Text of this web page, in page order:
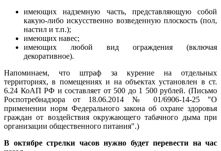
имеющих надземную часть, представляющую собой
какую-либо искусственно возведенную плоскость (пол,
настил и т.п.);
имеющих навес;
имеющих любой вид ограждения (включая
декоративное).
Напоминаем, что штраф за курение на отдельных
территориях, в помещениях и на объектах установлен в ст.
6.24 КоАП РФ и составляет от 500 до 1 500 рублей. (Письмо
Роспотребнадзора от 18.06.2014 № 01/6906-14-25 "О
применении норм Федерального закона об охране здоровья
граждан от воздействия окружающего табачного дыма при
организации общественного питания".)
В октябре стрелки часов нужно будет перевести на час